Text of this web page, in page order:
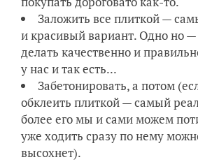
Заложить все плиткой —
и красивый вариант. Одно но —
делать качественно и
у нас и так есть...
Забетонировать, а потом
обклеить плиткой — самый
более его мы и сами можем
уже ходить сразу по нему
высохнет).